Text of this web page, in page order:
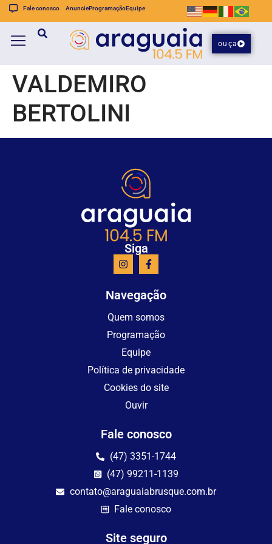
Fale conosco AnuncieProgramaçãoEquipe
ouça
VALDEMIRO
BERTOLINI
Siga
Navegação
Quem somos
Programação
Equipe
Política de privacidade
Cookies do site
Ouvir
Fale conosco
(47) 3351-1744
(47) 99211-1139
contato@araguaiabrusque.com.br
Fale conosco
Site seguro